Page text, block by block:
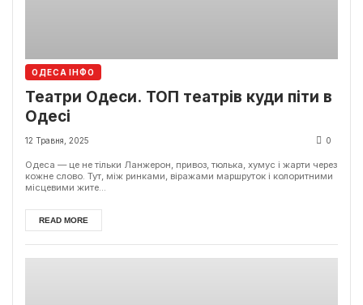
ОДЕСА ІНФО
Театри Одеси. ТОП театрів куди піти в
Одесі
12 Травня, 2025 0
Одеса — це не тільки Ланжерон, привоз, тюлька, хумус і жарти через
кожне слово. Тут, між ринками, віражами маршруток і колоритними
місцевими жите...
READ MORE